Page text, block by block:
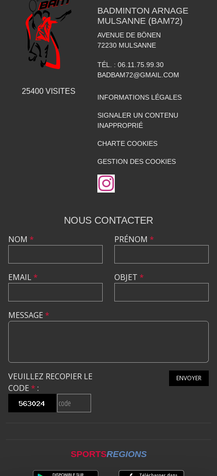
25400VISITES
BADMINTON ARNAGE
MULSANNE (BAM72)
AVENUE DE BÖNEN
72230 MULSANNE
TÉL. : 06.11.75.99.30
BADBAM72@GMAIL.COM
INFORMATIONS LÉGALES
SIGNALER UN CONTENU
INAPPROPRIÉ
CHARTE COOKIES
GESTION DES COOKIES
NOUS CONTACTER
NOM *
EMAIL*
PRÉNOM *
OBJET *
MESSAGE *
VEUILLEZ RECOPIER LE
CODE * :
ENVOYER
SPORTSREGIONS